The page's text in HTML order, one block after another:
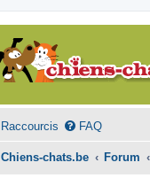
Raccourcis FAQ
Chiens-chats.be Forum